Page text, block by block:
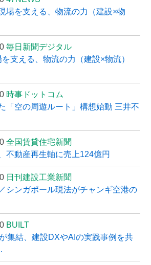
場を支える、物流の力（建設×物
毎日新聞デジタル
支える、物流の力（建設×物流）
時事ドットコム
「空の周遊ルート」構想始動 三井不
全国賃貸住宅新聞
不動産再生軸に売上124億円
日刊建設工業新聞
シンガポール現法がチャンギ空港の
BUILT
集結、建設DXやAIの実践事例を共